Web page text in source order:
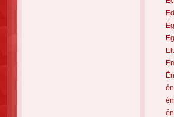
Én
én
én
én